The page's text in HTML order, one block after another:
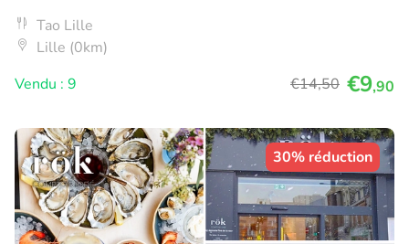
Tao Lille
Lille (0km)
Vendu : 9
€14,50 €9,90
30% réduction